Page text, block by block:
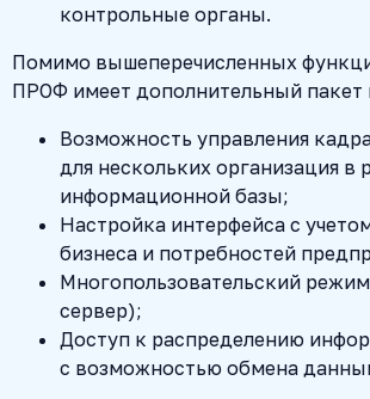
контрольные органы.
Помимо вышеперечисленных
ПРОФ имеет дополнительный пакет
Возможность управления
для нескольких организация в
информационной базы;
Настройка интерфейса с
бизнеса и потребностей
Многопользовательский
сервер);
Доступ к распределению
с возможностью обмена